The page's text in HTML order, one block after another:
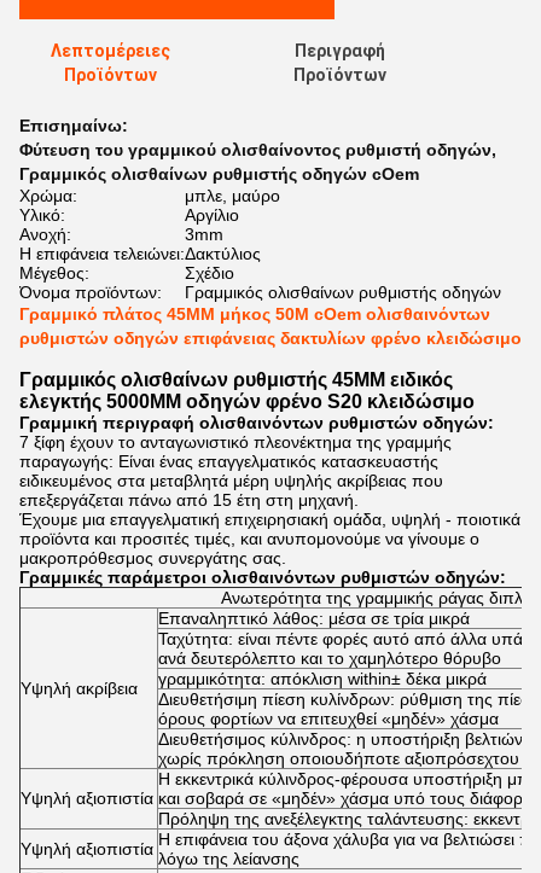
Λεπτομέρειες
Προϊόντων
Περιγραφή
Προϊόντων
Επισημαίνω:
Φύτευση του γραμμικού ολισθαίνοντος ρυθμιστή οδηγών,
Γραμμικός ολισθαίνων ρυθμιστής οδηγών cOem
Χρώμα:
μπλε, μαύρο
Υλικό:
Αργίλιο
Ανοχή:
3mm
Η επιφάνεια τελειώνει:Δακτύλιος
Μέγεθος:
Σχέδιο
Όνομα προϊόντων:
Γραμμικός ολισθαίνων ρυθμιστής οδηγών
Γραμμικό πλάτος 45MM μήκος 50M cOem ολισθαινόντων
ρυθμιστών οδηγών επιφάνειας δακτυλίων φρένο κλειδώσιμο
Γραμμικός ολισθαίνων ρυθμιστής 45MM ειδικός
ελεγκτής 5000MM οδηγών φρένο S20 κλειδώσιμο
Γραμμική περιγραφή ολισθαινόντων ρυθμιστών οδηγών:
7 ξίφη έχουν το ανταγωνιστικό πλεονέκτημα της γραμμής
παραγωγής: Είναι ένας επαγγελματικός κατασκευαστής
ειδικευμένος στα μεταβλητά μέρη υψηλής ακρίβειας που
επεξεργάζεται πάνω από 15 έτη στη μηχανή.
Έχουμε μια επαγγελματική επιχειρησιακή ομάδα, υψηλή - ποιοτικά
προϊόντα και προσιτές τιμές, και ανυπομονούμε να γίνουμε ο
μακροπρόθεσμος συνεργάτης σας.
Γραμμικές παράμετροι ολισθαινόντων ρυθμιστών οδηγών:
Ανωτερότητα της γραμμικής ράγας
Υψηλή ακρίβεια
Επαναληπτικό λάθος: μέσα σε τρία μικρά
Ταχύτητα: είναι πέντε φορές αυτό από άλλα
ανά δευτερόλεπτο και το χαμηλότερο θόρυβο
γραμμικότητα: απόκλιση within± δέκα μικρά
Διευθετήσιμη πίεση κυλίνδρων: ρύθμιση της
όρους φορτίων να επιτευχθεί «μηδέν» χάσμα
Διευθετήσιμος κύλινδρος: η υποστήριξη
χωρίς πρόκληση οποιουδήποτε αξιοπρόσεχτου
Υψηλή αξιοπιστία
Η εκκεντρικά κύλινδρος-φέρουσα υποστήριξη
και σοβαρά σε «μηδέν» χάσμα υπό τους
Πρόληψη της ανεξέλεγκτης ταλάντευσης:
Υψηλή αξιοπιστία Η επιφάνεια του άξονα χάλυβα για να βελτιώσει
λόγω της λείανσης